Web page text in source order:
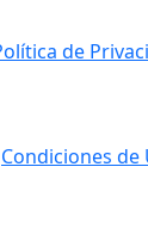
de
Condiciones de